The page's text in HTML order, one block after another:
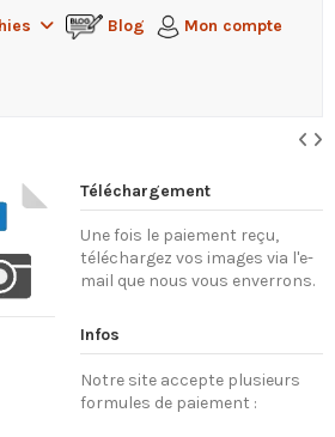
Blog Mon compte
Téléchargement
Une fois le paiement reçu,
téléchargez vos images via l'e-
mail que nous vous enverrons.
Infos
Notre site accepte plusieurs
formules de paiement :